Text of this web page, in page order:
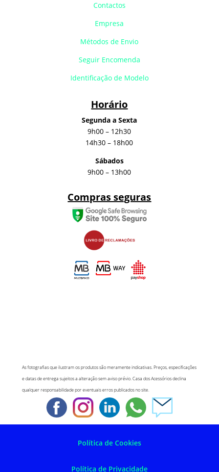
Contactos
Empresa
Métodos de Envio
Seguir Encomenda
Identificação de Modelo
Horário
Segunda a Sexta
9h00 – 12h30
14h30 – 18h00
Sábados
9h00 – 13h00
Compras seguras
As fotografias que ilustram os produtos são meramente indicativas. Preços, especificações
e datas de entrega sujeitos a alteração sem aviso prévio. Casa dos Acessórios declina
qualquer responsabilidade por eventuais erros publicados no site.
Política de Cookies
Política de Privacidade